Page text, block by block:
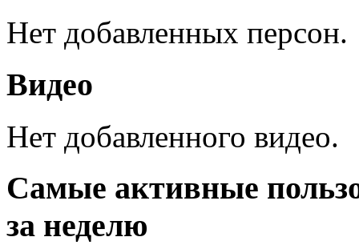
Нет добавленных персон.
Видео
Нет добавленного видео.
Самые активные
за неделю